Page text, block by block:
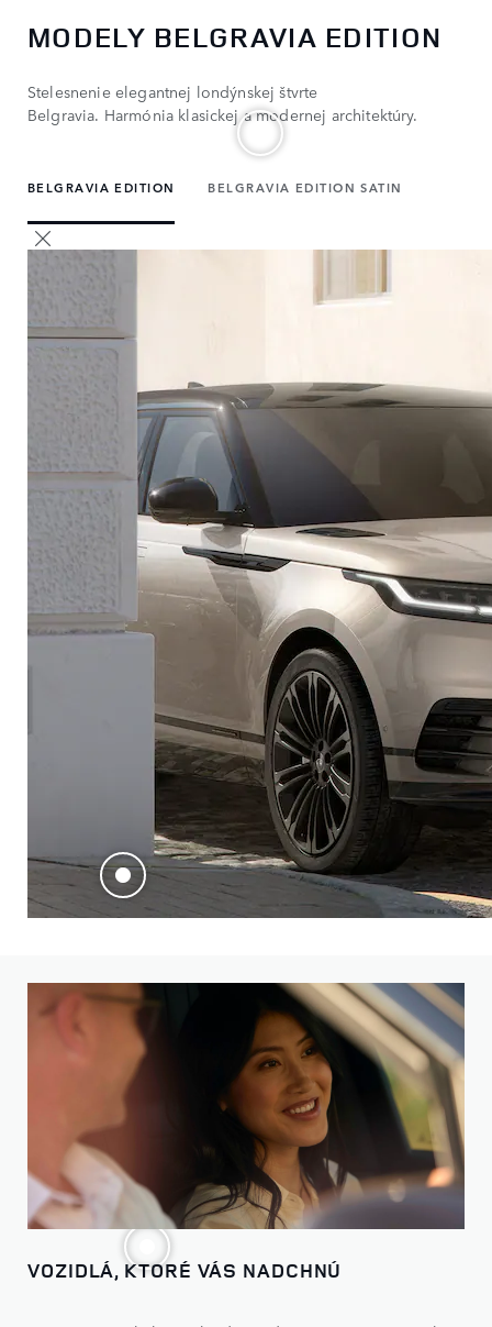
MODELY BELGRAVIA EDITION
Stelesnenie elegantnej londýnskej štvrte
Belgravia. Harmónia klasickej a modernej architektúry.
BELGRAVIA EDITION BELGRAVIA EDITION SATIN
VOZIDLÁ, KTORÉ VÁS NADCHNÚ